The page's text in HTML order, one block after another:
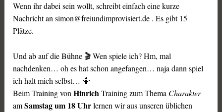
Wenn ihr dabei sein wollt, schreibt einfach eine kurze
Nachricht an simon@freiundimprovisiert.de . Es gibt 15
Plätze.
Und ab auf die Bühne 🎬 Wen spiele ich? Hm, mal
nachdenken… oh es hat schon angefangen… naja dann spiel
ich halt mich selbst… 🤷
Beim Training vonHinrichTraining zum Thema Charakter
amSamstag um 18 Uhrlernen wir aus unseren üblichen